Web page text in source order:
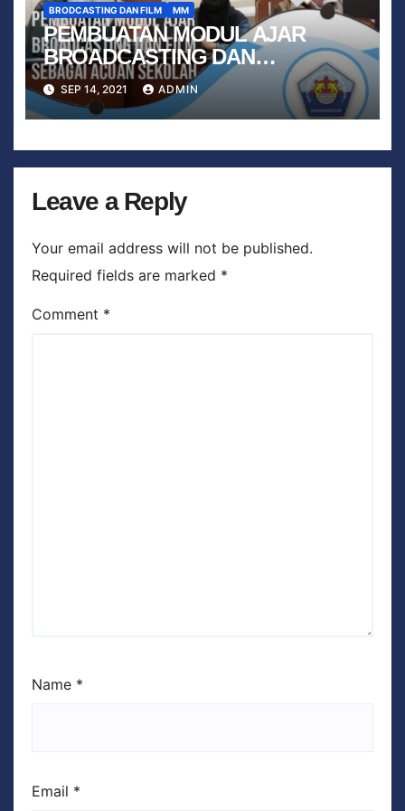
BRODCASTING DAN FILM MM
PEMBUATAN MODUL AJAR
BROADCASTING DAN
PERFILMAN SEBAGAI ACUAN
SEKOLAH
SEP 14, 2021 ADMIN
Leave a Reply
Your email address will not be published.
Required fields are marked *
Comment *
Name *
Email *